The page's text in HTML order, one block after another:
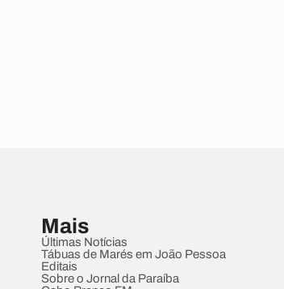
Mais
Últimas Notícias
Tábuas de Marés em João Pessoa
Editais
Sobre o Jornal da Paraíba